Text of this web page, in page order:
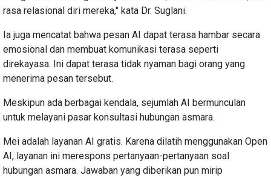
rasa relasional diri mereka," kata Dr. Suglani.
Ia juga mencatat bahwa pesan AI dapat terasa hambar secara
emosional dan membuat komunikasi terasa seperti
direkayasa. Ini dapat terasa tidak nyaman bagi orang yang
menerima pesan tersebut.
Meskipun ada berbagai kendala, sejumlah AI bermunculan
untuk melayani pasar konsultasi hubungan asmara.
Mei adalah layanan AI gratis. Karena dilatih menggunakan Open
AI, layanan ini merespons pertanyaan-pertanyaan soal
hubungan asmara. Jawaban yang diberikan pun mirip